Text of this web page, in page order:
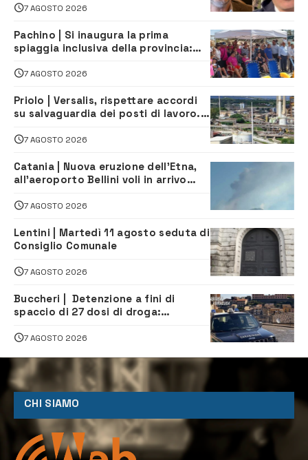
depuratore
7 AGOSTO 2026
Pachino | Si inaugura la prima
spiaggia inclusiva della provincia:
tutti
7 AGOSTO 2026
Priolo | Versalis, rispettare accordi
su salvaguardia dei posti di lavoro. Il
7 AGOSTO 2026
Catania | Nuova eruzione dell’Etna,
all’aeroporto Bellini voli in arrivo
7 AGOSTO 2026
Lentini | Martedì 11 agosto seduta di
Consiglio Comunale
7 AGOSTO 2026
Buccheri | Detenzione a fini di
spaccio di 27 dosi di droga:
7 AGOSTO 2026
CHI SIAMO